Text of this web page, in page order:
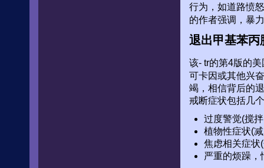
行为，如道路愤
的作者强调，暴
退出甲基苯丙
该- tr的第4版的
可卡因或其他兴
竭，相信背后的
戒断症状包括几
过度警觉(搅
植物性症状(
焦虑相关症状
严重的烦躁，